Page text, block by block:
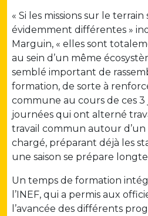
« Si les missions sur le
évidemment différentes »
Marguin, « elles sont
au sein d’un même
semblé important de
formation, de sorte à
commune au cours de ces 3
journées qui ont alterné
travail commun autour
chargé, préparant déjà les
une saison se prépare
Un temps de formation
l’INEF, qui a permis aux
l’avancée des différents